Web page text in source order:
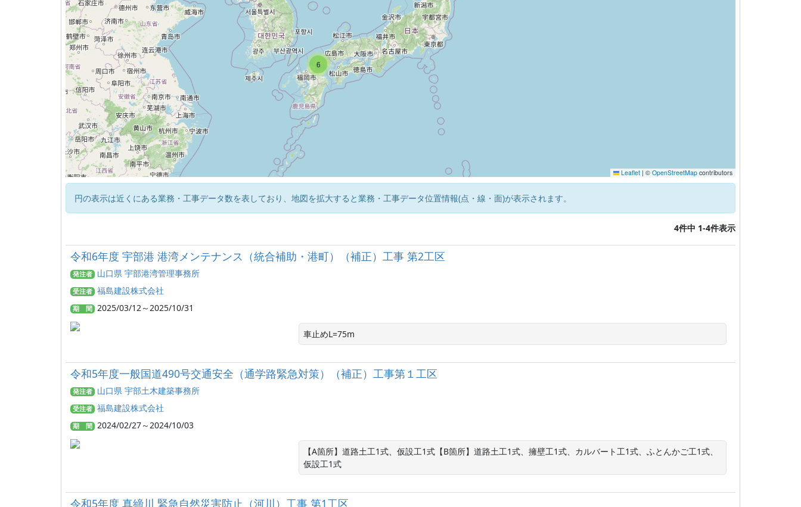
6
Leaflet | © OpenStreetMap contributors
円の表示は近くにある業務・工事データ数を表しており、地図を拡大すると業務・工事データ位置情報(点・線・面)が表示されます。
4件中 1-4件表示
令和6年度 宇部港 港湾メンテナンス（統合補助・港町）（補正）工事 第2工区
発注者 山口県 宇部港湾管理事務所
受注者 福島建設株式会社
期 間 2025/03/12～2025/10/31
車止めL=75m
令和5年度一般国道490号交通安全（通学路緊急対策）（補正）工事第１工区
発注者 山口県 宇部土木建築事務所
受注者 福島建設株式会社
期 間 2024/02/27～2024/10/03
【A箇所】道路土工1式、仮設工1式【B箇所】道路土工1式、擁壁工1式、カルバート工1式、ふとんかご工1式、
仮設工1式
令和5年度 真締川 緊急自然災害防止（河川）工事 第1工区